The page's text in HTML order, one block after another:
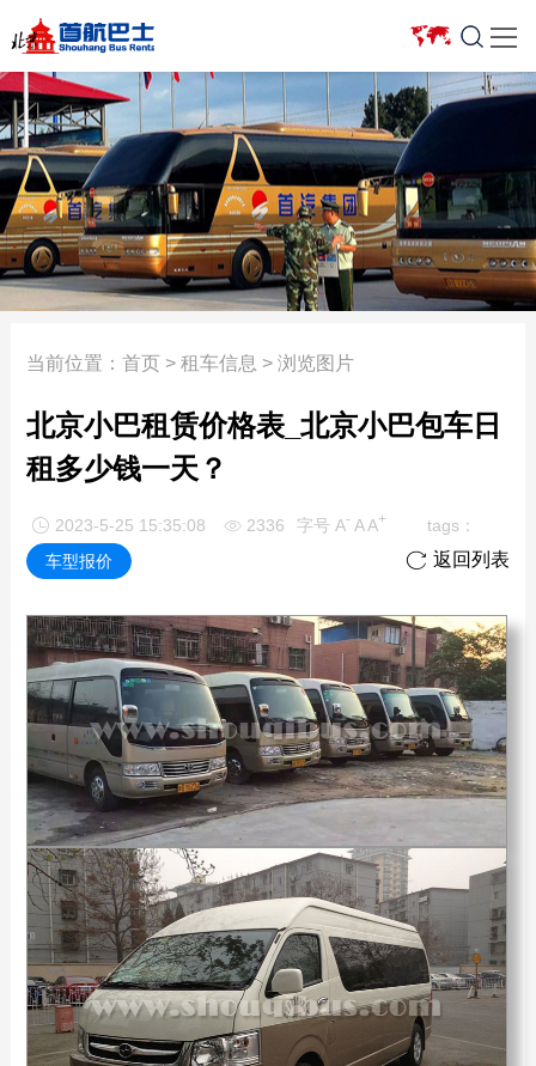

车型报价
5座以下轿车
7座商务车
12-17座小型客车
19-23座考斯特
大型客车
豪华商务车
7座以下商务车
10座以上旅游车
日租价格表
首约巴士
埃尔法
新闻中心
公司新闻
行业资讯
租车常识
周边游
车型报价
活动专题
服务项目
省际旅游包车
会议用车
机场接送
班车业务
长途包车
服务特色
合作车队
银建
渔阳
宇通
驰锐
新月联合
关于我们
关于我们
组织架构
企业荣誉
发展历程
联系我们
当前位置： 首页> 租车信息 > 浏览图片
北京小巴租赁价格表_北京小巴包车日
租多少钱一天？
 2023-5-25 15:35:08  2336 字号 A- A A+
tags：
车型报价
 返回列表